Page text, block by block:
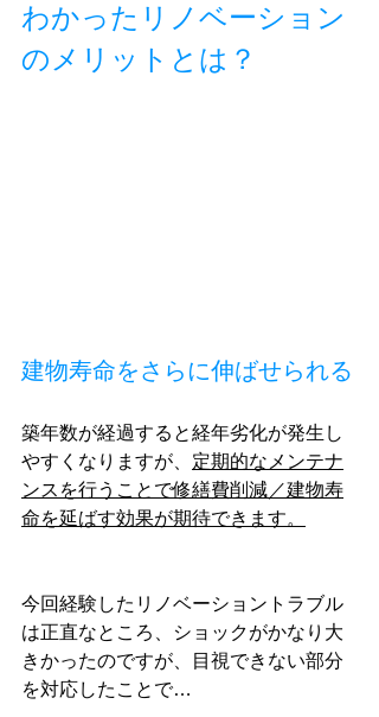
わかったリノベーション
のメリットとは？
建物寿命をさらに伸ばせられる
築年数が経過すると経年劣化が発生し
やすくなりますが、 定期的なメンテナ
ンスを行うことで修繕費削減／建物寿
命を延ばす効果が期待できます。
今回経験したリノベーショントラブル
は正直なところ、ショックがかなり大
きかったのですが、目視できない部分
を対応したことで…